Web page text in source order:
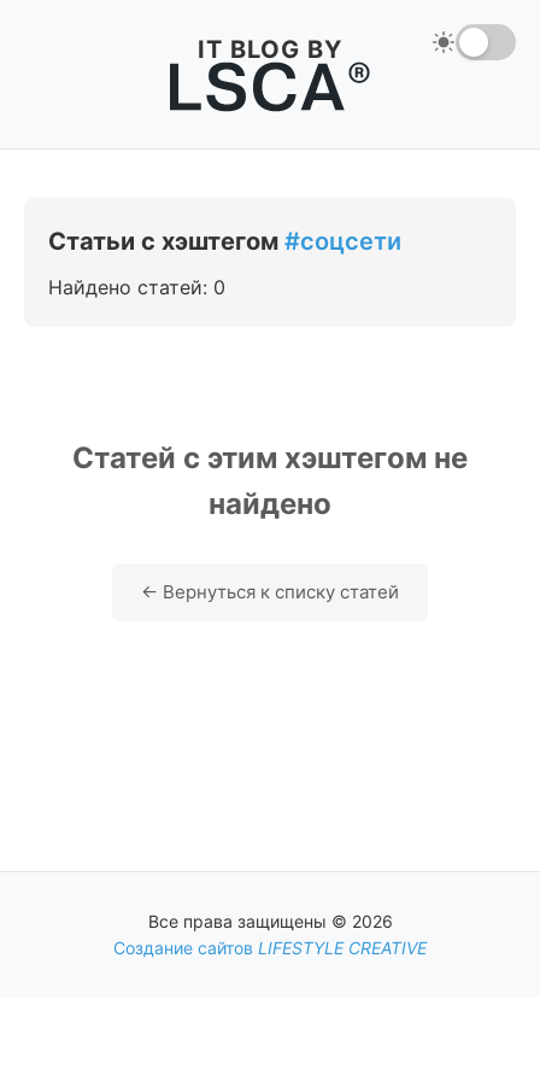
IT BLOG BY
Статьи с хэштегом #соцсети
Найдено статей: 0
Статей с этим хэштегом не
найдено
← Вернуться к списку статей
Все права защищены © 2026
Создание сайтов LIFESTYLE CREATIVE